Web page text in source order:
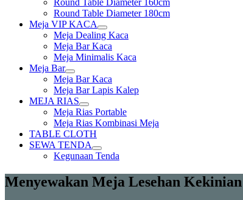
menu
Round Table Diameter 160cm
Round Table Diameter 180cm
Meja VIP KACA
Show
sub
menu
Meja Dealing Kaca
Meja Bar Kaca
Meja Minimalis Kaca
Meja Bar
Show
sub
menu
Meja Bar Kaca
Meja Bar Lapis Kalep
MEJA RIAS
Show
sub
menu
Meja Rias Portable
Meja Rias Kombinasi Meja
TABLE CLOTH
SEWA TENDA
Show
sub
Kegunaan Tenda
Menyewakan Meja Lesehan